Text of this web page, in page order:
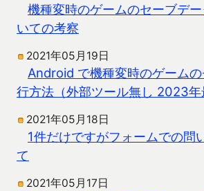
機種変時のゲームのセーブデ
いての考察
2021年05月19日
Android で機種変時のゲーム
行方法（外部ツール無し 2023年
2021年05月18日
1件だけですがフォームでの問
て
2021年05月17日